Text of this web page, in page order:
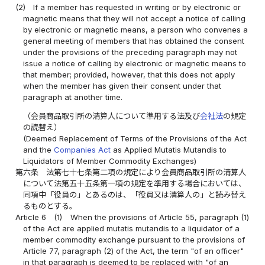
(2)
If a member has requested in writing or by electronic or
magnetic means that they will not accept a notice of calling
by electronic or magnetic means, a person who convenes a
general meeting of members that has obtained the consent
under the provisions of the preceding paragraph may not
issue a notice of calling by electronic or magnetic means to
that member; provided, however, that this does not apply
when the member has given their consent under that
paragraph at another time.
（会員商品取引所の清算人について準用する法及び会社法の規定
の読替え）
(Deemed Replacement of Terms of the Provisions of the Act
and theCompanies Act as Applied Mutatis Mutandis to
Liquidators of Member Commodity Exchanges)
第六条
法第七十七条第二項の規定により会員商品取引所の清算人
について法第五十五条第一項の規定を準用する場合においては、
同項中「役員の」とあるのは、「役員又は清算人の」と読み替え
るものとする。
Article 6
(1)
When the provisions of Article 55, paragraph (1)
of the Act are applied mutatis mutandis to a liquidator of a
member commodity exchange pursuant to the provisions of
Article 77, paragraph (2) of the Act, the term "of an officer"
in that paragraph is deemed to be replaced with "of an